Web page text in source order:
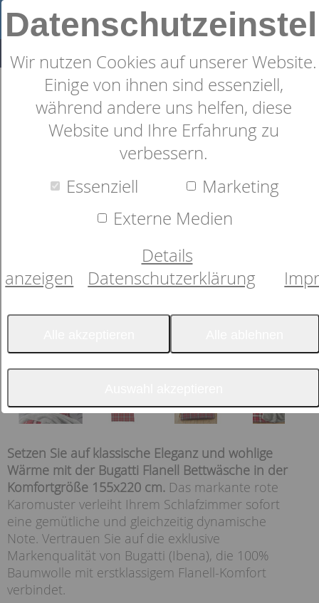
Wir nutzen Cookies auf unserer Website.
Einige von ihnen sind essenziell,
während andere uns helfen, diese
Website und Ihre Erfahrung zu
verbessern.
Essenziell
Marketing
Externe Medien
Details
anzeigen
Datenschutzerklärung
Bugatti Flanell Bettwäsche
(155x220): rote Bettwäsche mit
Setzen Sie auf klassische Eleganz und wohlige
Wärme mit der Bugatti Flanell Bettwäsche in der
Komfortgröße 155x220 cm. Das markante rote
Karomuster verleiht Ihrem Schlafzimmer sofort
eine gemütliche und gleichzeitig dynamische
Note. Vertrauen Sie auf die exklusive
Markenqualität von Bugatti (Ibena), die 100%
Baumwolle mit erstklassigem Flanell-Komfort
verbindet.